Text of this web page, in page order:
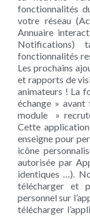
fonctionnalités
votre réseau
Annuaire
Notifications)
fonctionnalités
Les prochains
et rapports de
animateurs ! La
échange »
module »
Cette
enseigne pour
icône
autorisée par
identiques …).
télécharger et
personnel sur
télécharger